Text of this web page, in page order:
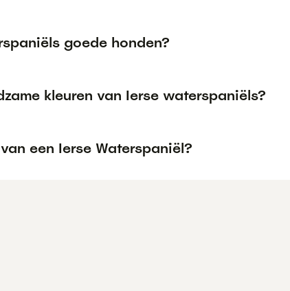
goede honden?
kleuren van Ierse waterspaniëls?
een Ierse Waterspaniël?